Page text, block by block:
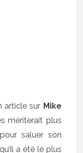
article sur Mike
mériterait plus
saluer son
a été le plus